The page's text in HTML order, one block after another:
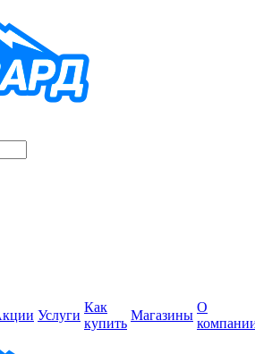
Услуги
Как
купить
Магазины
О